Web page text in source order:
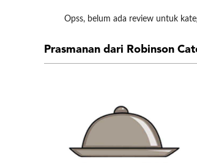
Opss, belum ada review untuk
Prasmanan dari Robinson